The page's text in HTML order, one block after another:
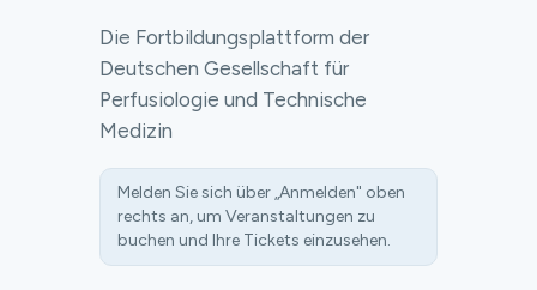
Die Fortbildungsplattform der
Deutschen Gesellschaft für
Perfusiologie und Technische
Medizin
Melden Sie sich über „Anmelden" oben
rechts an, um Veranstaltungen zu
buchen und Ihre Tickets einzusehen.